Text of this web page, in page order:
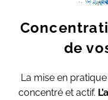
de
La mise en
concentré et actif.